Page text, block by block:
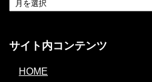
サイト内コンテンツ
HOME